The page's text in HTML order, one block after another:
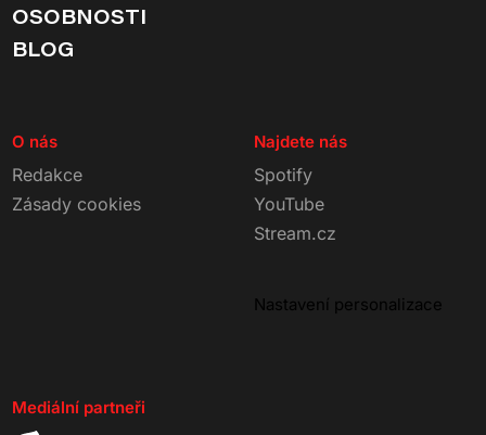
OSOBNOSTI
BLOG
O nás
Redakce
Zásady cookies
Najdete nás
Spotify
YouTube
Stream.cz
Nastavení personalizace
Mediální partneři